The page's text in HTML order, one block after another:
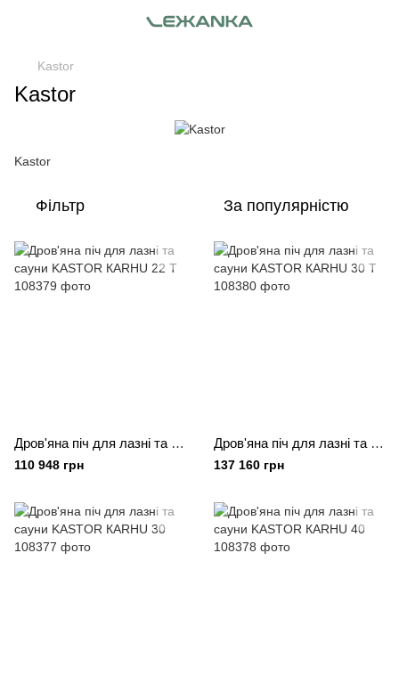
Kastor
Kastor
Kastor
Фільтр За популярністю
Дров'яна піч для лазні та сауни KASTOR КARHU 22 T
110 948 грн
Дров'яна піч для лазні та сауни KASTOR КARHU 30 T
137 160 грн